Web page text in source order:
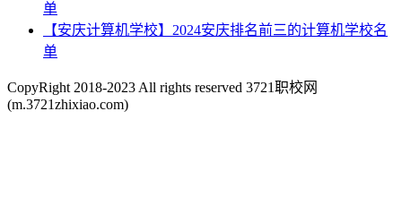
单
【安庆计算机学校】2024安庆排名前三的计算机学校名
单
CopyRight 2018-2023 All rights reserved 3721职校网
(m.3721zhixiao.com)